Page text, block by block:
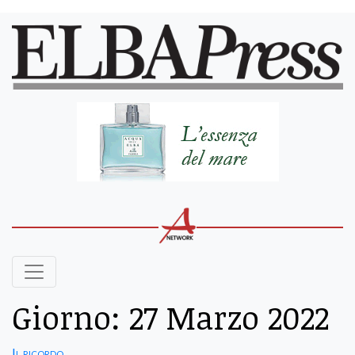
Giorno: 27 Marzo 2022